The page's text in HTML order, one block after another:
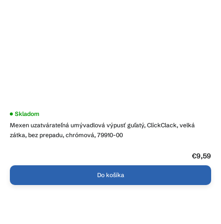
Mexen uzatvárateľná umývadlová výpusť guľatý, ClickClack, velká
zátka, bez prepadu, chrómová, 79910-00
Priemerné
produktu
je
Skladom
€9,59
Do košíka